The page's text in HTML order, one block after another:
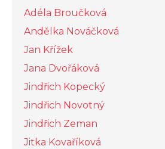
Adéla Broučková
Andělka Nováčková
Jan Křížek
Jana Dvořáková
Jindřich Kopecký
Jindřich Novotný
Jindřich Zeman
Jitka Kovaříková